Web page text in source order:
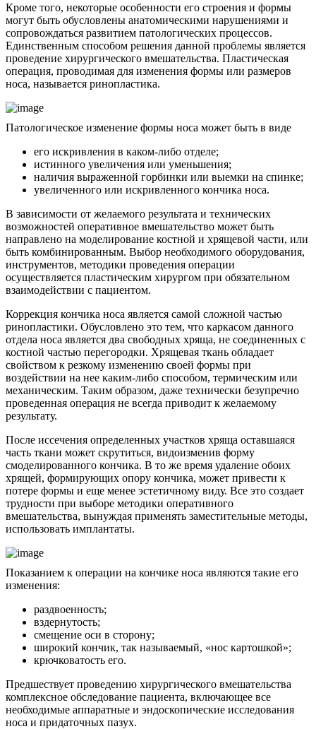
Кроме того, некоторые особенности его строения и формы
могут быть обусловлены анатомическими нарушениями и
сопровождаться развитием патологических процессов.
Единственным способом решения данной проблемы является
проведение хирургического вмешательства. Пластическая
операция, проводимая для изменения формы или размеров
носа, называется ринопластика.
Патологическое изменение формы носа может быть в виде
его искривления в каком-либо отделе;
истинного увеличения или уменьшения;
наличия выраженной горбинки или выемки на спинке;
увеличенного или искривленного кончика носа.
В зависимости от желаемого результата и технических
возможностей оперативное вмешательство может быть
направлено на моделирование костной и хрящевой части, или
быть комбинированным. Выбор необходимого оборудования,
инструментов, методики проведения операции
осуществляется пластическим хирургом при обязательном
взаимодействии с пациентом.
Коррекция кончика носа является самой сложной частью
ринопластики. Обусловлено это тем, что каркасом данного
отдела носа является два свободных хряща, не соединенных с
костной частью перегородки. Хрящевая ткань обладает
свойством к резкому изменению своей формы при
воздействии на нее каким-либо способом, термическим или
механическим. Таким образом, даже технически безупречно
проведенная операция не всегда приводит к желаемому
результату.
После иссечения определенных участков хряща оставшаяся
часть ткани может скрутиться, видоизменив форму
смоделированного кончика. В то же время удаление обоих
хрящей, формирующих опору кончика, может привести к
потере формы и еще менее эстетичному виду. Все это создает
трудности при выборе методики оперативного
вмешательства, вынуждая применять заместительные методы,
использовать имплантаты.
Показанием к операции на кончике носа являются такие его
изменения:
раздвоенность;
вздернутость;
смещение оси в сторону;
широкий кончик, так называемый, «нос картошкой»;
крючковатость его.
Предшествует проведению хирургического вмешательства
комплексное обследование пациента, включающее все
необходимые аппаратные и эндоскопические исследования
носа и придаточных пазух.